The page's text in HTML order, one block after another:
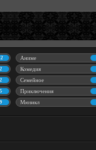
Аниме
2 Комедия
2 Семейное
5 Приключения
9 Мюзикл